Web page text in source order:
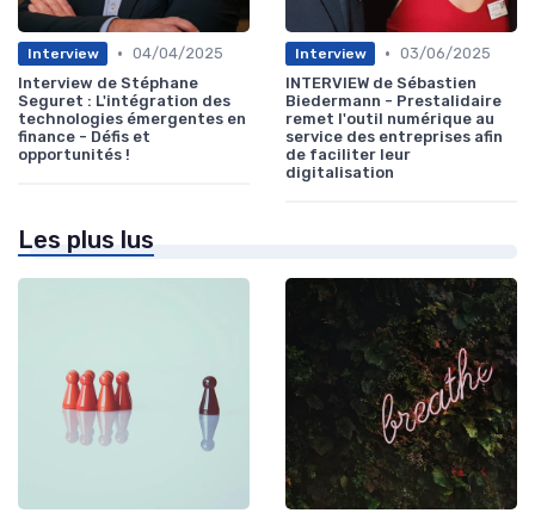
Interview • 04/04/2025
Interview de Stéphane
Seguret : L'intégration des
technologies émergentes en
finance - Défis et
opportunités !
Interview • 03/06/2025
INTERVIEW de Sébastien
Biedermann - Prestalidaire
remet l'outil numérique au
service des entreprises afin
de faciliter leur
digitalisation
Les plus lus